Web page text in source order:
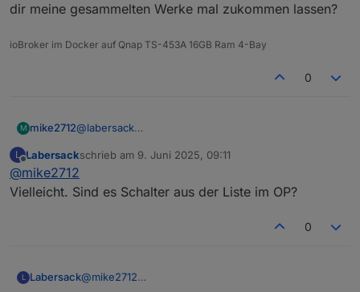
dir meine gesammelten Werke mal zukommen lassen?
ioBroker im Docker auf Qnap TS-453A 16GB Ram 4-Bay
0
M mike2712@labersack
bei anderen auch so angefangen ist, später ging es
dann über den Schalter auch nicht mehr. Also ein
weiterer defekter.
ich dir meine gesammelten Werke mal zukommen
L
Offline
Labersackschrieb am 9. Juni 2025, 09:11
zuletzt editiert von
@mike2712
Vielleicht. Sind es Schalter aus der Liste im OP?
0
L Labersack@mike2712